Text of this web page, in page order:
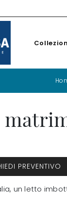
PREVENTIVO
un letto